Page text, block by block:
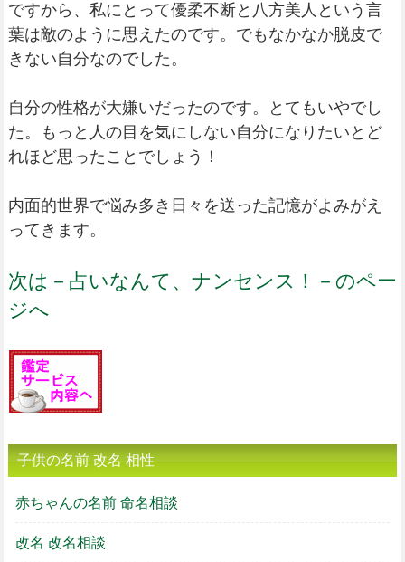
ですから、私にとって優柔不断と八方美人という言
葉は敵のように思えたのです。でもなかなか脱皮で
きない自分なのでした。
自分の性格が大嫌いだったのです。とてもいやでし
た。もっと人の目を気にしない自分になりたいとど
れほど思ったことでしょう！
内面的世界で悩み多き日々を送った記憶がよみがえ
ってきます。
次は－占いなんて、ナンセンス！－のペー
ジへ
子供の名前 改名 相性
赤ちゃんの名前 命名相談
改名 改名相談